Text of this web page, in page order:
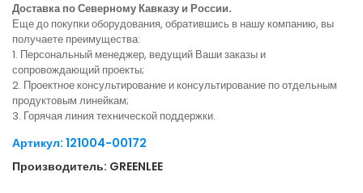
Доставка по Северному Кавказу и России.
Еще до покупки оборудования, обратившись в нашу компанию, вы
получаете преимущества:
1. Персональный менеджер, ведущий Ваши заказы и
сопровождающий проекты;
2. Проектное консультирование и консультирование по отдельным
продуктовым линейкам;
3. Горячая линия технической поддержки.
Артикул: 121004-00172
Производитель: GREENLEE